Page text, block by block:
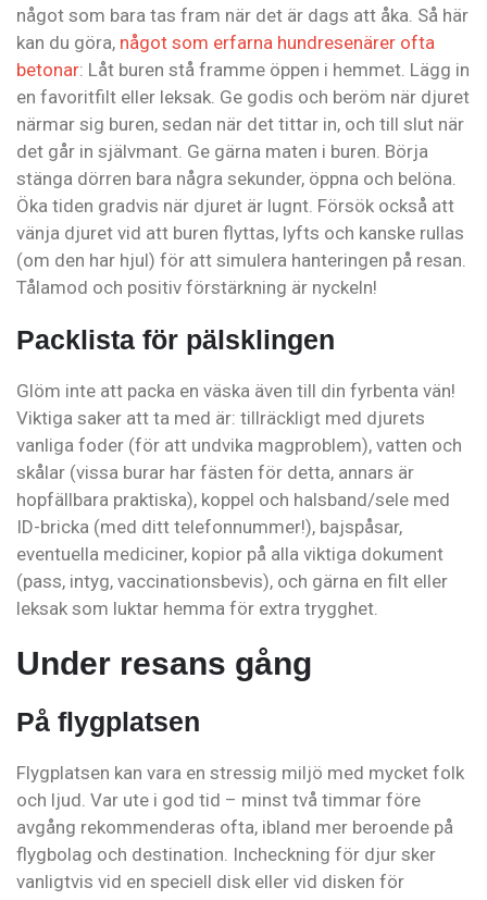
något som bara tas fram när det är dags att åka. Så här
kan du göra, något som erfarna hundresenärer ofta
betonar: Låt buren stå framme öppen i hemmet. Lägg in
en favoritfilt eller leksak. Ge godis och beröm när djuret
närmar sig buren, sedan när det tittar in, och till slut när
det går in självmant. Ge gärna maten i buren. Börja
stänga dörren bara några sekunder, öppna och belöna.
Öka tiden gradvis när djuret är lugnt. Försök också att
vänja djuret vid att buren flyttas, lyfts och kanske rullas
(om den har hjul) för att simulera hanteringen på resan.
Tålamod och positiv förstärkning är nyckeln!
Packlista för pälsklingen
Glöm inte att packa en väska även till din fyrbenta vän!
Viktiga saker att ta med är: tillräckligt med djurets
vanliga foder (för att undvika magproblem), vatten och
skålar (vissa burar har fästen för detta, annars är
hopfällbara praktiska), koppel och halsband/sele med
ID-bricka (med ditt telefonnummer!), bajspåsar,
eventuella mediciner, kopior på alla viktiga dokument
(pass, intyg, vaccinationsbevis), och gärna en filt eller
leksak som luktar hemma för extra trygghet.
Under resans gång
På flygplatsen
Flygplatsen kan vara en stressig miljö med mycket folk
och ljud. Var ute i god tid – minst två timmar före
avgång rekommenderas ofta, ibland mer beroende på
flygbolag och destination. Incheckning för djur sker
vanligtvis vid en speciell disk eller vid disken för